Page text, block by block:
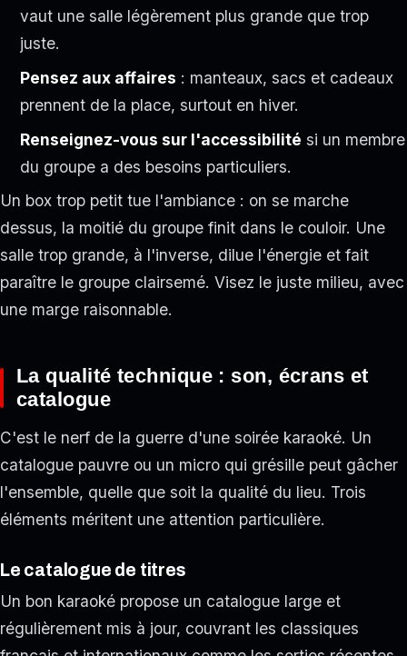
vaut une salle légèrement plus grande que trop
juste.
Pensez aux affaires : manteaux, sacs et cadeaux
prennent de la place, surtout en hiver.
Renseignez-vous sur l'accessibilité si un membre
du groupe a des besoins particuliers.
Un box trop petit tue l'ambiance : on se marche
dessus, la moitié du groupe finit dans le couloir. Une
salle trop grande, à l'inverse, dilue l'énergie et fait
paraître le groupe clairsemé. Visez le juste milieu, avec
une marge raisonnable.
La qualité technique : son, écrans et
catalogue
C'est le nerf de la guerre d'une soirée karaoké. Un
catalogue pauvre ou un micro qui grésille peut gâcher
l'ensemble, quelle que soit la qualité du lieu. Trois
éléments méritent une attention particulière.
Le catalogue de titres
Un bon karaoké propose un catalogue large et
régulièrement mis à jour, couvrant les classiques